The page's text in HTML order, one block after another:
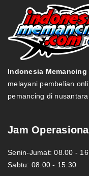
Indonesia Memancing
melayani pembelian
pemancing di nusantara.
Jam Operasional
Senin-Jumat: 08.00 -
Sabtu: 08.00 - 15.30